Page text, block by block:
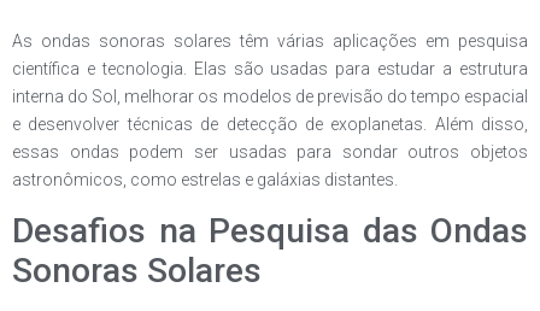
As ondas sonoras solares têm várias aplicações em pesquisa
científica e tecnologia. Elas são usadas para estudar a estrutura
interna do Sol, melhorar os modelos de previsão do tempo espacial
e desenvolver técnicas de detecção de exoplanetas. Além disso,
essas ondas podem ser usadas para sondar outros objetos
astronômicos, como estrelas e galáxias distantes.
Desafios na Pesquisa das Ondas
Sonoras Solares